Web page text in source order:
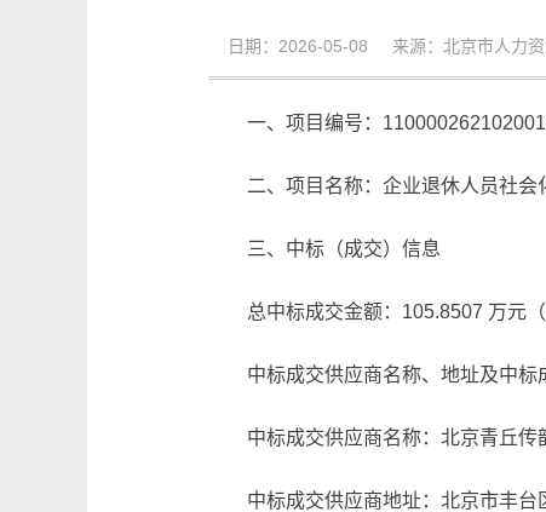
日期：2026-05-08 来源：北京市人力资
一、项目编号：
二、项目名称：企业退休人员社会
三、中标（成交）信息
总中标成交金额：105.8507 万元（
中标成交供应商名称、地址及中标
中标成交供应商名称：北京青丘传
中标成交供应商地址：北京市丰